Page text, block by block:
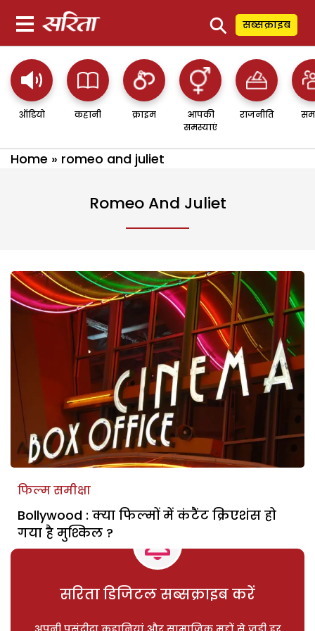
⚲ सब्सक्राइब
ऑडियो कहानी क्राइम
आपकी
समस्याएं
राजनीति
Home » romeo and juliet
Romeo And Juliet
फिल्म समीक्षा
Bollywood : क्या फिल्मों में कंटैंट क्रिएशंस हो
गया है मुश्किल ?
सरिता डिजिटल सब्सक्राइब करें